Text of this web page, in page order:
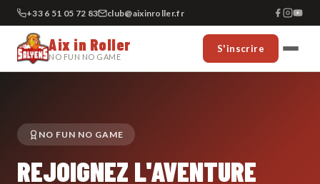
+33 6 51 05 72 83 club@aixinroller.fr
Aix in Roller
NO FUN NO GAME
S'inscrire
NO FUN NO GAME
REJOIGNEZ L'AVENTURE